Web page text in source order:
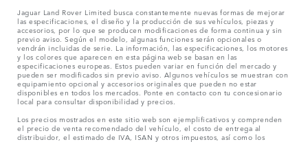
Jaguar Land Rover Limited busca constantemente nuevas formas de mejorar
las especificaciones, el diseño y la producción de sus vehículos, piezas y
accesorios, por lo que se producen modificaciones de forma continua y sin
previo aviso. Según el modelo, algunas funciones serán opcionales o
vendrán incluidas de serie. La información, las especificaciones, los motores
y los colores que aparecen en esta página web se basan en las
especificaciones europeas. Estos pueden variar en función del mercado y
pueden ser modificados sin previo aviso. Algunos vehículos se muestran con
equipamiento opcional y accesorios originales que pueden no estar
disponibles en todos los mercados. Ponte en contacto con tu concesionario
local para consultar disponibilidad y precios.
Los precios mostrados en este sitio web son ejemplificativos y comprenden
el precio de venta recomendado del vehículo, el costo de entrega al
distribuidor, el estimado de IVA, ISAN y otros impuestos, así como los